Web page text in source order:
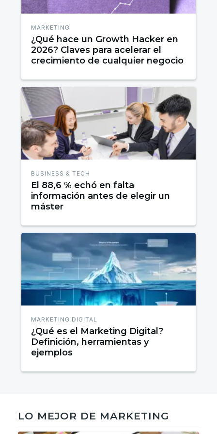
MARKETING
¿Qué hace un Growth Hacker en
2026? Claves para acelerar el
crecimiento de cualquier negocio
BUSINESS & TECH
El 88,6 % echó en falta
información antes de elegir un
máster
MARKETING DIGITAL
¿Qué es el Marketing Digital?
Definición, herramientas y
ejemplos
LO MEJOR DE MARKETING